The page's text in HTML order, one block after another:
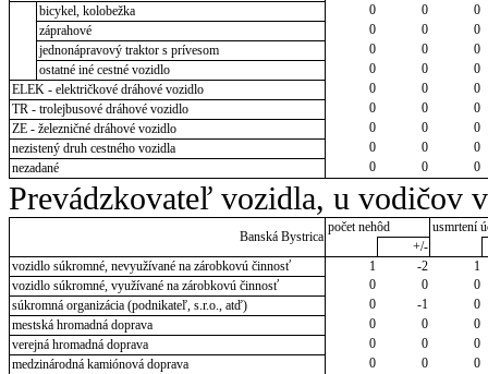
bicykel, kolobežka
0 0
0
záprahové
0 0
0
jednonápravový traktor s prívesom
0 0
0
ostatné iné cestné vozidlo
0 0
0
ELEK - električkové dráhové vozidlo
0 0
0
TR - trolejbusové dráhové vozidlo
0 0
0
ZE - železničné dráhové vozidlo
0 0
0
nezistený druh cestného vozidla
0 0
0
nezadané
0 0 0
Prevádzkovateľ vozidla, u vodičov
Banská Bystrica
počet nehôd
usmrtení
+/-
vozidlo súkromné, nevyužívané na zárobkovú činnosť
1 -2
1
vozidlo súkromné, využívané na zárobkovú činnosť
0 0
0
súkromná organizácia (podnikateľ, s.r.o., atď)
0 -1
0
mestská hromadná doprava
0 0
0
verejná hromadná doprava
0 0
0
medzinárodná kamiónová doprava
0 0
0